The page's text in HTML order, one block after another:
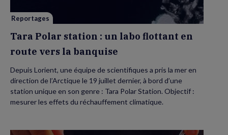
la
Reportages
Tara Polar station : un labo flottant en
route vers la banquise
Depuis Lorient, une équipe de scientifiques a pris la mer en
direction de l’Arctique le 19 juillet dernier, à bord d’une
station unique en son genre : Tara Polar Station. Objectif :
mesurer les effets du réchauffement climatique.